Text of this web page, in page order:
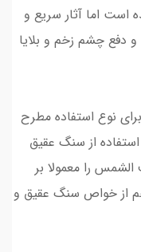
اما آثار سریع و
دفع چشم زخم و بلایا
نوع استفاده مطرح
از سنگ عقیق
را معمولا بر
از خواص سنگ عقیق و